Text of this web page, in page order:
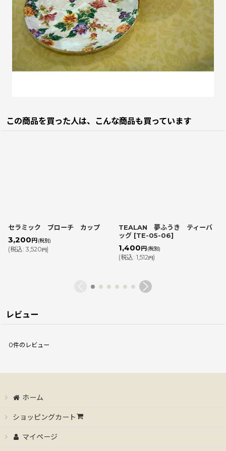
この商品を買った人は、こんな商品も買っています
セラミック ブローチ カップ
3,200 円 (税別)
(税込: 3,520円)
TEALAN 夢ふうき ティーバ
ッグ [TE-05-06]
1,400 円 (税別)
(税込: 1,512円)
レビュー
0件のレビュー
ホーム
ショッピングカート
マイページ